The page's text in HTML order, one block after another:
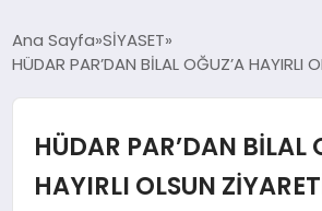
ASAYİŞ
EKONOMİ
Ana Sayfa SİYASET
HÜDAR PAR’DAN BİLAL OĞUZ’A HAYIRLI
HÜDAR PAR’DAN BİLAL
HAYIRLI OLSUN